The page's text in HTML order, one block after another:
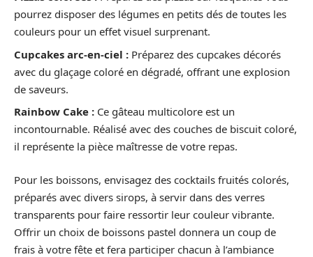
pourrez disposer des légumes en petits dés de toutes les
couleurs pour un effet visuel surprenant.
Cupcakes arc-en-ciel : Préparez des cupcakes décorés
avec du glaçage coloré en dégradé, offrant une explosion
de saveurs.
Rainbow Cake : Ce gâteau multicolore est un
incontournable. Réalisé avec des couches de biscuit coloré,
il représente la pièce maîtresse de votre repas.
Pour les boissons, envisagez des cocktails fruités colorés,
préparés avec divers sirops, à servir dans des verres
transparents pour faire ressortir leur couleur vibrante.
Offrir un choix de boissons pastel donnera un coup de
frais à votre fête et fera participer chacun à l’ambiance